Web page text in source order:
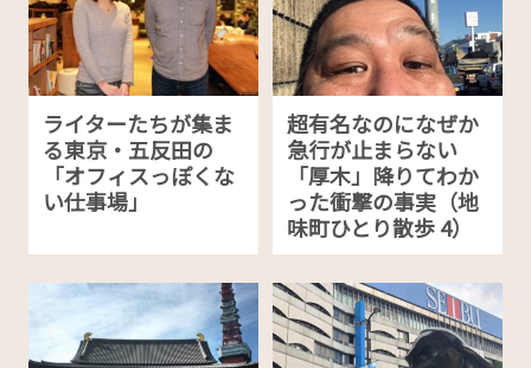
ライターたちが集ま
る東京・五反田の
「オフィスっぽくな
い仕事場」
超有名なのになぜか
急行が止まらない
「厚木」降りてわか
った衝撃の事実（地
味町ひとり散歩 4）